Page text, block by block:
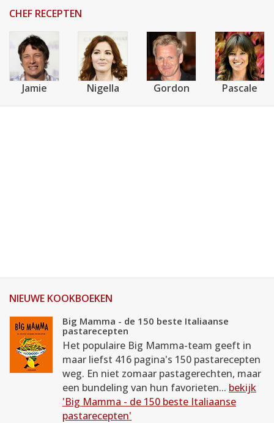
CHEF RECEPTEN
Jamie Nigella Gordon Pascale
NIEUWE KOOKBOEKEN
Big Mamma - de 150 beste Italiaanse
pastarecepten
Het populaire Big Mamma-team geeft in
maar liefst 416 pagina's 150 pastarecepten
weg. En niet zomaar pastagerechten, maar
een bundeling van hun favorieten... bekijk
'Big Mamma - de 150 beste Italiaanse
pastarecepten'